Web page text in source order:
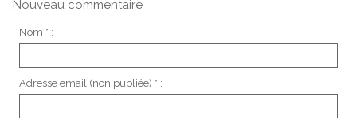
Nouveau commentaire :
Nom * :
Adresse email (non publiée) * :